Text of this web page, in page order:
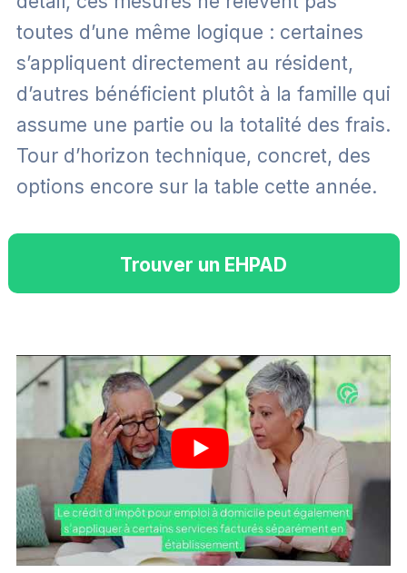
toutes d’une même logique : certaines
s’appliquent directement au résident,
d’autres bénéficient plutôt à la famille qui
assume une partie ou la totalité des frais.
Tour d’horizon technique, concret, des
options encore sur la table cette année.
Trouver un EHPAD